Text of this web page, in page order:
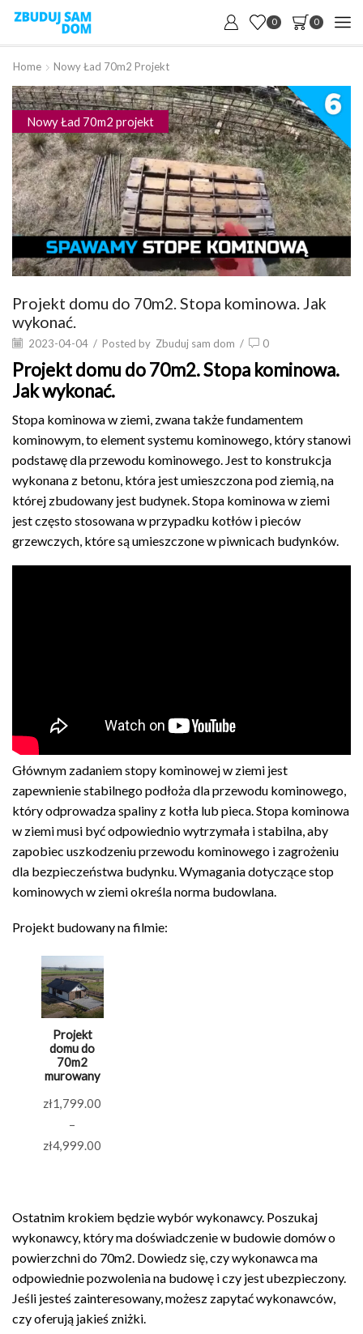
0 0
Home Nowy Ład 70m2 Projekt
Nowy Ład 70m2 projekt
Projekt domu do 70m2. Stopa kominowa. Jak
wykonać.
2023-04-04 / Posted by Zbuduj sam dom / 0
Projekt domu do 70m2. Stopa kominowa.
Jak wykonać.
Stopa kominowa w ziemi, zwana także fundamentem
kominowym, to element systemu kominowego, który stanowi
podstawę dla przewodu kominowego. Jest to konstrukcja
wykonana z betonu, która jest umieszczona pod ziemią, na
której zbudowany jest budynek. Stopa kominowa w ziemi
jest często stosowana w przypadku kotłów i pieców
grzewczych, które są umieszczone w piwnicach budynków.
Głównym zadaniem stopy kominowej w ziemi jest
zapewnienie stabilnego podłoża dla przewodu kominowego,
który odprowadza spaliny z kotła lub pieca. Stopa kominowa
w ziemi musi być odpowiednio wytrzymała i stabilna, aby
zapobiec uszkodzeniu przewodu kominowego i zagrożeniu
dla bezpieczeństwa budynku. Wymagania dotyczące stop
kominowych w ziemi określa norma budowlana.
Projekt budowany na filmie:
Projekt
domu do
70m2
murowany
zł1,799.00
–
zł4,999.00
zł4,999.00
Ostatnim krokiem będzie wybór wykonawcy. Poszukaj
wykonawcy, który ma doświadczenie w budowie domów o
powierzchni do 70m2. Dowiedz się, czy wykonawca ma
odpowiednie pozwolenia na budowę i czy jest ubezpieczony.
Jeśli jesteś zainteresowany, możesz zapytać wykonawców,
czy oferują jakieś zniżki.